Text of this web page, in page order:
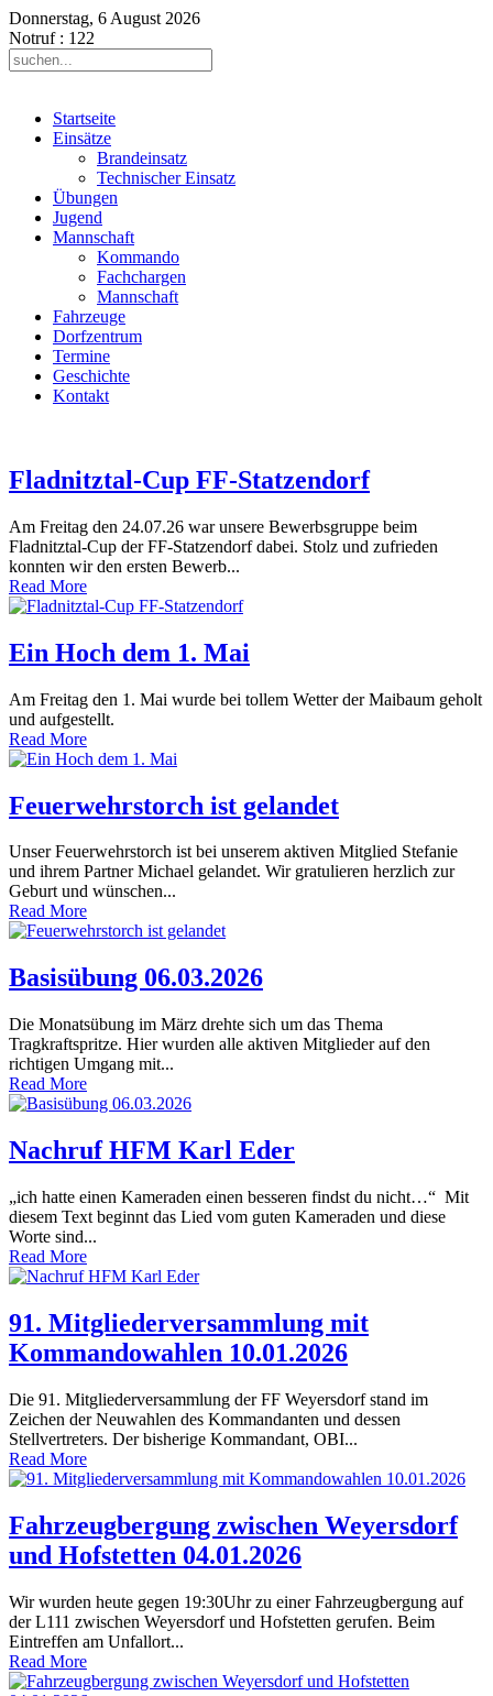
Donnerstag, 6 August 2026
Notruf: 122
Startseite
Einsätze
Brandeinsatz
Technischer Einsatz
Übungen
Jugend
Mannschaft
Kommando
Fachchargen
Mannschaft
Fahrzeuge
Dorfzentrum
Termine
Geschichte
Kontakt
Fladnitztal-Cup FF-Statzendorf
Am Freitag den 24.07.26 war unsere Bewerbsgruppe beim
Fladnitztal-Cup der FF-Statzendorf dabei. Stolz und zufrieden
konnten wir den ersten Bewerb...
Read More
Ein Hoch dem 1. Mai
Am Freitag den 1. Mai wurde bei tollem Wetter der Maibaum geholt
und aufgestellt.
Read More
Feuerwehrstorch ist gelandet
Unser Feuerwehrstorch ist bei unserem aktiven Mitglied Stefanie
und ihrem Partner Michael gelandet. Wir gratulieren herzlich zur
Geburt und wünschen...
Read More
Basisübung 06.03.2026
Die Monatsübung im März drehte sich um das Thema
Tragkraftspritze. Hier wurden alle aktiven Mitglieder auf den
richtigen Umgang mit...
Read More
Nachruf HFM Karl Eder
„ich hatte einen Kameraden einen besseren findst du nicht…“ Mit
diesem Text beginnt das Lied vom guten Kameraden und diese
Worte sind...
Read More
91. Mitgliederversammlung mit
Kommandowahlen 10.01.2026
Die 91. Mitgliederversammlung der FF Weyersdorf stand im
Zeichen der Neuwahlen des Kommandanten und dessen
Stellvertreters. Der bisherige Kommandant, OBI...
Read More
Fahrzeugbergung zwischen Weyersdorf
und Hofstetten 04.01.2026
Wir wurden heute gegen 19:30Uhr zu einer Fahrzeugbergung auf
der L111 zwischen Weyersdorf und Hofstetten gerufen. Beim
Eintreffen am Unfallort...
Read More